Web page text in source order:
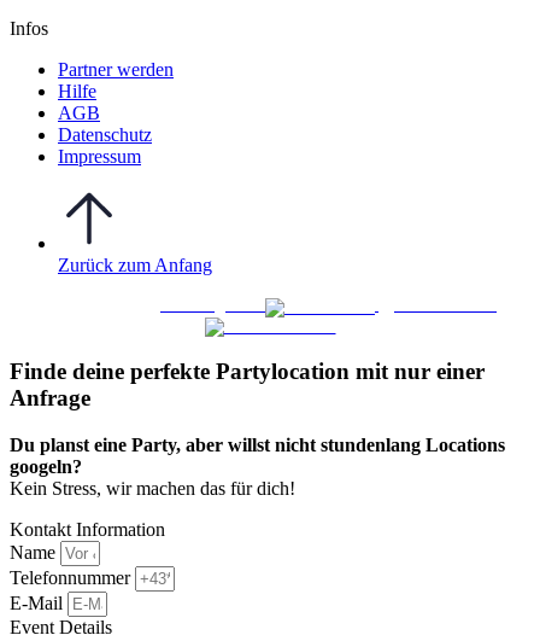
Infos
Partner werden
Hilfe
AGB
Datenschutz
Impressum
Zurück zum Anfang
Finde deine perfekte Partylocation mit nur einer
Anfrage​
Du planst eine Party, aber willst nicht stundenlang Locations
googeln?
Kein Stress, wir machen das für dich!
Kontakt Information
Name
Telefonnummer
E-Mail
Event Details